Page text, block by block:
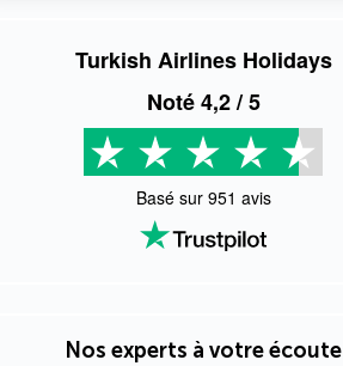
Turkish Airlines Holidays
Noté4,2/ 5
Basé sur 951 avis
Nos experts à votre écoute